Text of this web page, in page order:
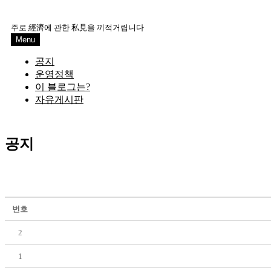
content
주로 經濟에 관한 私見을 끼적거립니다
Menu
공지
운영정책
이 블로그는?
자유게시판
공지
번호
2
1